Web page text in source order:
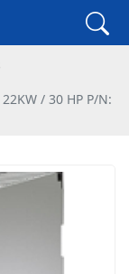
/ 30 HP P/N: